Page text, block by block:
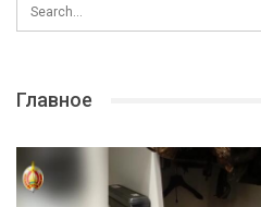
Главное